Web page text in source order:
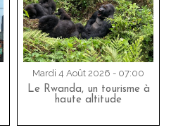
Mardi 4 Août 2026 - 07:00
Le Rwanda, un tourisme à
haute altitude